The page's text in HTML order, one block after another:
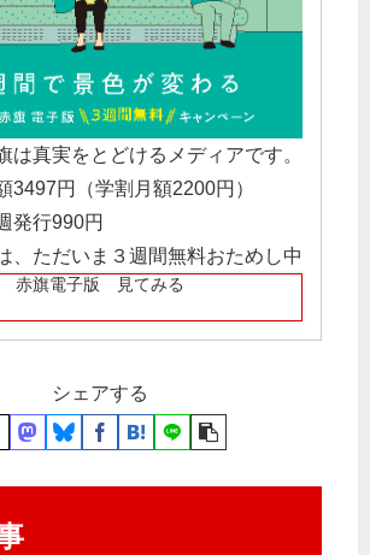
は真実をとどけるメディアです。
3497円（学割月額2200円）
発行990円
、ただいま３週間無料おためし中
赤旗電子版 見てみる
シェアする